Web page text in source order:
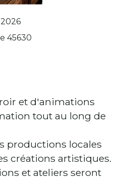
45630
et d'animations
tout au long de
productions locales
créations artistiques.
et ateliers seront